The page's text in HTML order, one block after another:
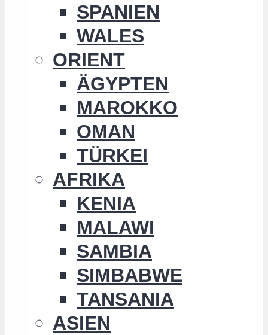
SPANIEN
WALES
ORIENT
ÄGYPTEN
MAROKKO
OMAN
TÜRKEI
AFRIKA
KENIA
MALAWI
SAMBIA
SIMBABWE
TANSANIA
ASIEN